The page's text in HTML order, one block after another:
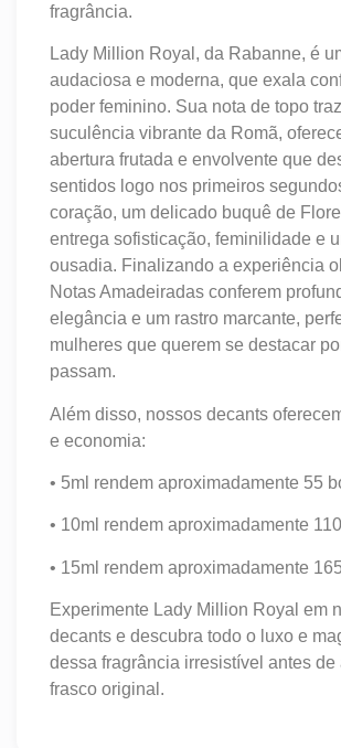
fragrância.
Lady Million Royal, da Rabanne, é
audaciosa e moderna, que exala
poder feminino. Sua nota de topo
suculência vibrante da Romã,
abertura frutada e envolvente que
sentidos logo nos primeiros
coração, um delicado buquê de
entrega sofisticação, feminilidade e
ousadia. Finalizando a experiência
Notas Amadeiradas conferem
elegância e um rastro marcante,
mulheres que querem se destacar
passam.
Além disso, nossos decants
e economia:
• 5ml rendem aproximadamente 55
• 10ml rendem aproximadamente
• 15ml rendem aproximadamente
Experimente Lady Million Royal em
decants e descubra todo o luxo e
dessa fragrância irresistível antes de
frasco original.